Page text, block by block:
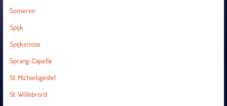
Someren
Spijk
Spijkenisse
Sprang-Capelle
St. Michielsgestel
St. Willebrord